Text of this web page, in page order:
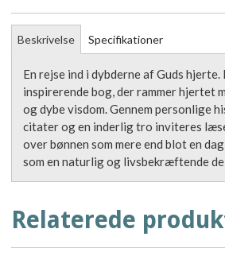
Beskrivelse Specifikationer
En rejse ind i dybderne af Guds
inspirerende bog, der rammer hjertet
og dybe visdom. Gennem personlige
citater og en inderlig tro inviteres
over bønnen som mere end blot en
som en naturlig og livsbekræftende
Relaterede